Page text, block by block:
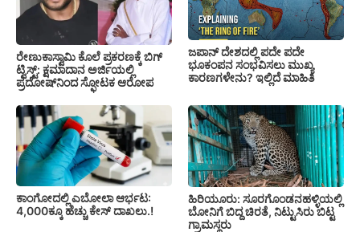
ರೇಣುಕಾಸ್ವಾಮಿ ಕೊಲೆ ಪ್ರಕರಣಕ್ಕೆ ಬಿಗ್
ಟ್ವಿಸ್ಟ್: ಕ್ಷಮಾದಾನ ಅರ್ಜಿಯಲ್ಲಿ
ಪ್ರದೋಷ್‌ನಿಂದ ಸ್ಫೋಟಕ ಆರೋಪ
ಜಪಾನ್ ದೇಶದಲ್ಲಿ ಪದೇ ಪದೇ
ಭೂಕಂಪನ ಸಂಭವಿಸಲು ಮುಖ್ಯ
ಕಾರಣಗಳೇನು? ಇಲ್ಲಿದೆ ಮಾಹಿತಿ
ಕಾಂಗೋದಲ್ಲಿ ಎಬೋಲಾ ಆರ್ಭಟ:
4,000ಕ್ಕೂ ಹೆಚ್ಚು ಕೇಸ್ ದಾಖಲು.!
ಹಿರಿಯೂರು: ಸೂರಗೊಂಡನಹಳ್ಳಿಯಲ್ಲಿ
ಬೋನಿಗೆ ಬಿದ್ದ ಚಿರತೆ, ನಿಟ್ಟುಸಿರು ಬಿಟ್ಟ
ಗ್ರಾಮಸ್ಥರು